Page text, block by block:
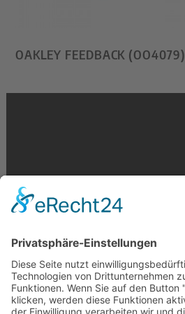
OAKLEY FEEDBACK (OO4079)